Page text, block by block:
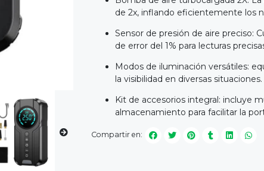
de 2x, inflando eficientemente los
Sensor de presión de aire preciso:
de error del 1% para lecturas
Modos de iluminación versátiles:
la visibilidad en diversas situaciones.
Kit de accesorios integral: incluye
almacenamiento para facilitar la
Compartir en: